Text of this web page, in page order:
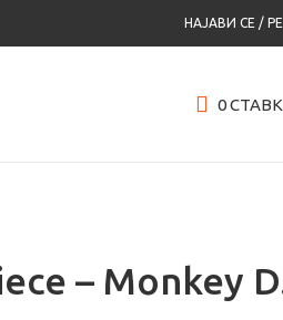
НАЈАВИ СЕ /
0
– Monkey